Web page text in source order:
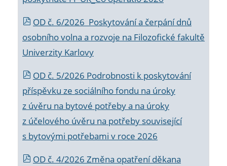
OD č. 6/2026 Poskytování a čerpání dnů
osobního volna a rozvoje na Filozofické fakultě
Univerzity Karlovy
OD č. 5/2026 Podrobnosti k poskytování
příspěvku ze sociálního fondu na úroky
z úvěru na bytové potřeby a na úroky
z účelového úvěru na potřeby související
s bytovými potřebami v roce 2026
OD č. 4/2026 Změna opatření děkana